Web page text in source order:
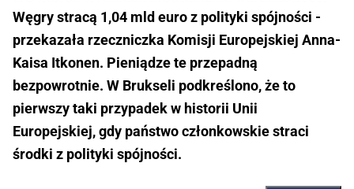
Węgry stracą 1,04 mld euro z polityki spójności -
przekazała rzeczniczka Komisji Europejskiej Anna-
Kaisa Itkonen. Pieniądze te przepadną
bezpowrotnie. W Brukseli podkreślono, że to
pierwszy taki przypadek w historii Unii
Europejskiej, gdy państwo członkowskie straci
środki z polityki spójności.